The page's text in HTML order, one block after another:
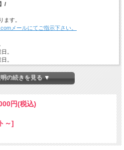
/
す。
メールにてご指示下さい。
。
。
の続きを見る ▼
円(税込)
～]